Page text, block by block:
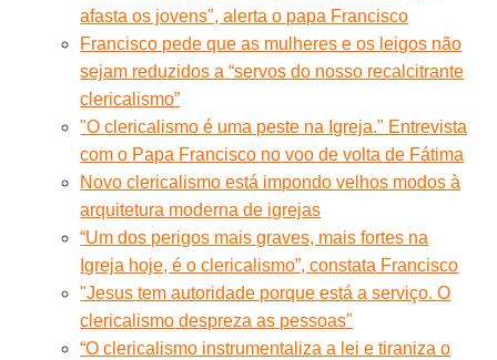
afasta os jovens", alerta o papa Francisco
Francisco pede que as mulheres e os leigos não
sejam reduzidos a “servos do nosso recalcitrante
clericalismo”
"O clericalismo é uma peste na Igreja." Entrevista
com o Papa Francisco no voo de volta de Fátima
Novo clericalismo está impondo velhos modos à
arquitetura moderna de igrejas
“Um dos perigos mais graves, mais fortes na
Igreja hoje, é o clericalismo”, constata Francisco
"Jesus tem autoridade porque está a serviço. O
clericalismo despreza as pessoas"
“O clericalismo instrumentaliza a lei e tiraniza o